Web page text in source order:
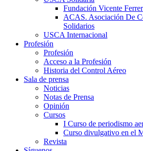
Fundación Vicente Ferrer
ACAS. Asociación De
Solidarios
USCA Internacional
Profesión
Profesión
Acceso a la Profesión
Historia del Control Aéreo
Sala de prensa
Noticias
Notas de Prensa
Opinión
Cursos
I Curso de periodismo
Curso divulgativo en el
Revista